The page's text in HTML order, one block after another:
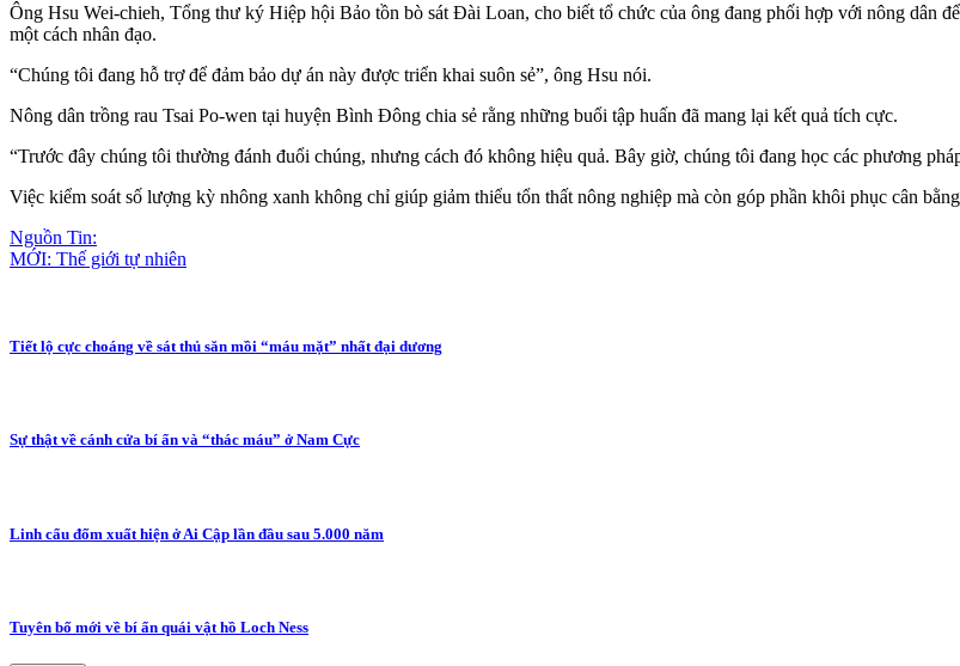
Ông Hsu Wei-chieh, Tổng thư ký Hiệp hội Bảo tồn bò sát Đài Loan, cho biết tổ chức của ông đang phối hợp với nông dân
một cách nhân đạo.
“Chúng tôi đang hỗ trợ để đảm bảo dự án này được triển khai suôn sẻ”, ông Hsu nói.
Nông dân trồng rau Tsai Po-wen tại huyện Bình Đông chia sẻ rằng những buổi tập huấn đã mang lại kết quả tích cực.
“Trước đây chúng tôi thường đánh đuổi chúng, nhưng cách đó không hiệu quả. Bây giờ, chúng tôi đang học các phương
Việc kiểm soát số lượng kỳ nhông xanh không chỉ giúp giảm thiểu tổn thất nông nghiệp mà còn góp phần khôi phục cân
Nguồn Tin:
MỚI: Thế giới tự nhiên
Tiết lộ cực choáng về sát thủ săn mồi “máu mặt” nhất đại dương
Sự thật về cánh cửa bí ẩn và “thác máu” ở Nam Cực
Linh cẩu đốm xuất hiện ở Ai Cập lần đầu sau 5.000 năm
Tuyên bố mới về bí ẩn quái vật hồ Loch Ness